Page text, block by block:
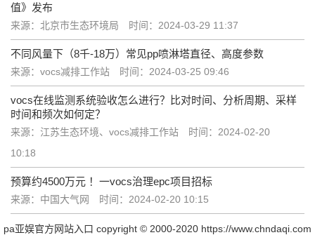
值》发布
来源：北京市生态环境局 时间：2024-03-29 11:37
不同风量下（8千-18万）常见pp喷淋塔直径、高度参数
来源：vocs减排工作站 时间：2024-03-25 09:46
vocs在线监测系统验收怎么进行？比对时间、分析周期、采样
时间和频次如何定？
来源：江苏生态环境、vocs减排工作站
时间：2024-02-20
10:18
预算约4500万元 ！一vocs治理epc项目招标
来源：中国大气网 时间：2024-02-20 10:15
pa亚娱官方网站入口 copyright © 2000-2020 https://www.chndaqi.com